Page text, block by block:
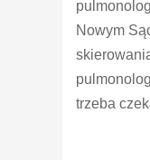
Nowym
trzeba